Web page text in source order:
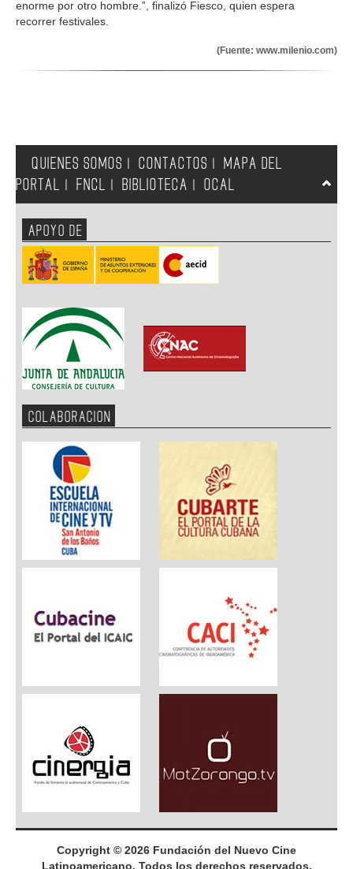
enorme por otro hombre.”, finalizó Fiesco, quien espera
recorrer festivales.
(Fuente: www.milenio.com)
QUIENES SOMOS CONTACTOS
MAPA DEL
PORTAL
FNCL BIBLIOTECA OCAL
APOYO DE
COLABORACION
Copyright © 2026 Fundación del Nuevo Cine
Latinoamericano. Todos los derechos reservados.